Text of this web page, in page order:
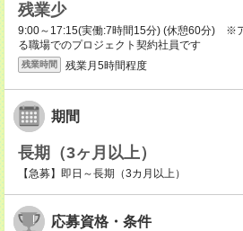
残業少
9:00～17:15(実働:7時間15分) (休憩60分) ※
る職場でのプロジェクト契約社員です
残業時間 残業月5時間程度
期間
長期（3ヶ月以上）
【急募】即日～長期（3カ月以上）
応募資格・条件